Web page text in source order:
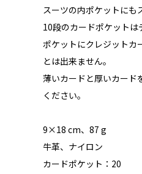
スーツの内ポケットにも
10段のカードポケット
ポケットにクレジットカ
とは出来ません。
薄いカードと厚いカード
ください。
9×18 cm、87 g
牛革、ナイロン
カードポケット：20